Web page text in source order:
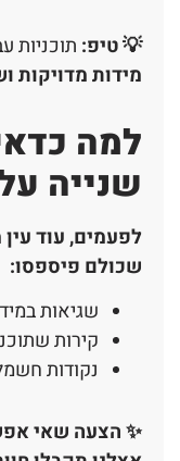
💡 טיפ: תוכניות
מידות מדויקות
למה
שנייה
לפעמים, עוד עין
שכולם פיספסו:
שגיאות
קירות
נקודות
✨הצעה שאי